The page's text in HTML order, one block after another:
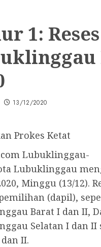
1:
13/12/2020
Prokes Ketat
Lubuklinggau-
Lubuklinggau
Minggu (13/12).
(dapil),
Barat I dan II,
Selatan I dan
II.